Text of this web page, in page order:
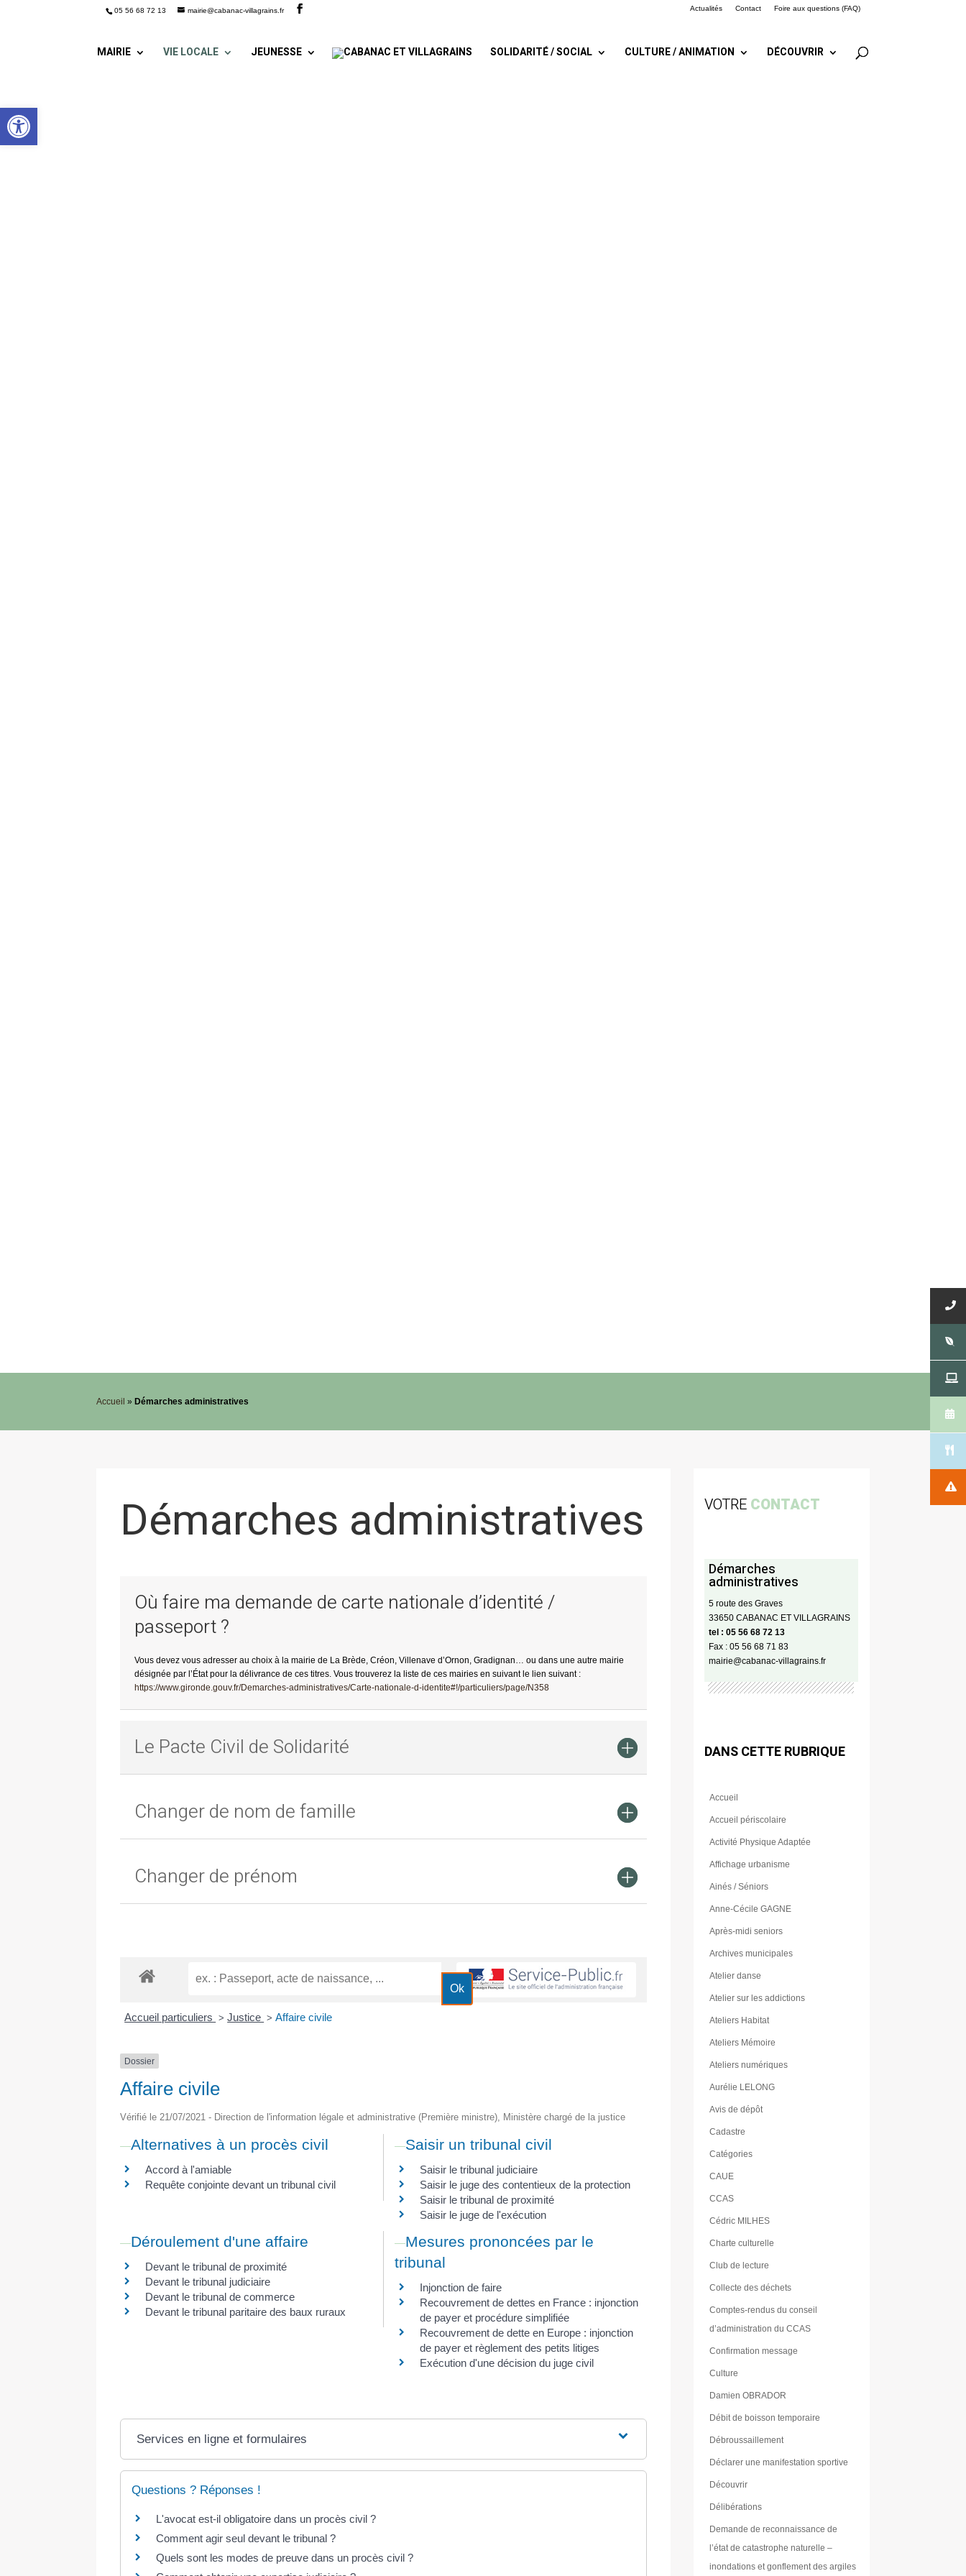
Ouvrir la barre d’outils
05 56 68 72 13 mairie@cabanac-villagrains.fr Actualités Contact Foire aux questions (FAQ)
MAIRIE VIE LOCALE JEUNESSE SOLIDARITÉ / SOCIAL CULTURE / ANIMATION DÉCOUVRIR
Accueil »Démarches administratives
Démarches administratives
Où faire ma demande de carte nationale d’identité /
passeport ?
Vous devez vous adresser au choix à la mairie de La Brède, Créon, Villenave d’Ornon, Gradignan… ou dans une autre mairie
désignée par l’État pour la délivrance de ces titres. Vous trouverez la liste de ces mairies en suivant le lien suivant :
https://www.gironde.gouv.fr/Demarches-administratives/Carte-nationale-d-identite#!/particuliers/page/N358
Le Pacte Civil de Solidarité
Changer de nom de famille
Changer de prénom
Accueil particuliers > Justice > Affaire civile
Dossier
Affaire civile
Vérifié le 21/07/2021 - Direction de l'information légale et administrative (Première ministre), Ministère chargé de la justice
Alternatives à un procès civil
Accord à l'amiable
Requête conjointe devant un tribunal civil
Saisir un tribunal civil
Saisir le tribunal judiciaire
Saisir le juge des contentieux de la protection
Saisir le tribunal de proximité
Saisir le juge de l'exécution
Déroulement d'une affaire
Devant le tribunal de proximité
Devant le tribunal judiciaire
Devant le tribunal de commerce
Devant le tribunal paritaire des baux ruraux
Mesures prononcées par le
tribunal
Injonction de faire
Recouvrement de dettes en France : injonction
de payer et procédure simplifiée
Recouvrement de dette en Europe : injonction
de payer et règlement des petits litiges
Exécution d'une décision du juge civil
Services en ligne et formulaires
Questions ? Réponses !
L'avocat est-il obligatoire dans un procès civil ?
Comment agir seul devant le tribunal ?
Quels sont les modes de preuve dans un procès civil ?
VOTRE CONTACT
Démarches
administratives
5 route des Graves
33650 CABANAC ET VILLAGRAINS
tel : 05 56 68 72 13
Fax : 05 56 68 71 83
mairie@cabanac-villagrains.fr
DANS CETTE RUBRIQUE
Accueil
Accueil périscolaire
Activité Physique Adaptée
Affichage urbanisme
Ainés / Séniors
Anne-Cécile GAGNE
Après-midi seniors
Archives municipales
Atelier danse
Atelier sur les addictions
Ateliers Habitat
Ateliers Mémoire
Ateliers numériques
Aurélie LELONG
Avis de dépôt
Cadastre
Catégories
CAUE
CCAS
Cédric MILHES
Charte culturelle
Club de lecture
Collecte des déchets
Comptes-rendus du conseil
d’administration du CCAS
Confirmation message
Culture
Damien OBRADOR
Débit de boisson temporaire
Débroussaillement
Déclarer une manifestation sportive
Découvrir
Délibérations
Demande de reconnaissance de
l’état de catastrophe naturelle –
inondations et gonflement des argiles